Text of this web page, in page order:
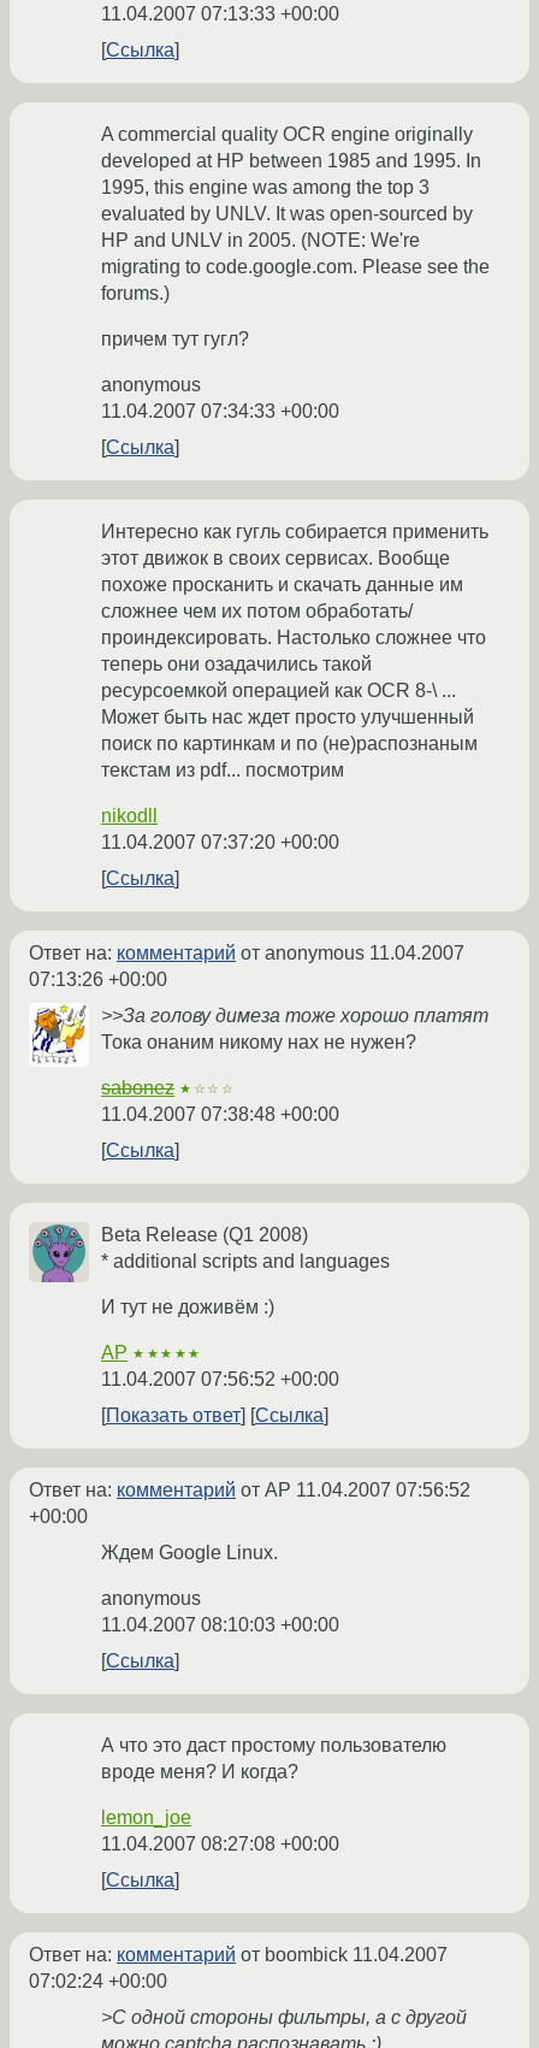
11.04.2007 07:13:33 +00:00
Ссылка
A commercial quality OCR engine originally
developed at HP between 1985 and 1995. In
1995, this engine was among the top 3
evaluated by UNLV. It was open-sourced by
HP and UNLV in 2005. (NOTE: We're
migrating to code.google.com. Please see the
forums.)
причем тут гугл?
anonymous
11.04.2007 07:34:33 +00:00
Ссылка
Интересно как гугль собирается применить
этот движок в своих сервисах. Вообще
похоже просканить и скачать данные им
сложнее чем их потом обработать/
проиндексировать. Настолько сложнее что
теперь они озадачились такой
ресурсоемкой операцией как OCR 8-\ ...
Может быть нас ждет просто улучшенный
поиск по картинкам и по (не)распознаным
текстам из pdf... посмотрим
nikodll
11.04.2007 07:37:20 +00:00
Ссылка
Ответ на: комментарий от anonymous 11.04.2007
07:13:26 +00:00
>>За голову димеза тоже хорошо платят
Тока онаним никому нах не нужен?
sabonez ★☆☆☆
11.04.2007 07:38:48 +00:00
Ссылка
Beta Release (Q1 2008)
* additional scripts and languages
И тут не доживём :)
AP ★★★★★
11.04.2007 07:56:52 +00:00
Показать ответ
Ссылка
Ответ на: комментарий от AP 11.04.2007 07:56:52
+00:00
Ждем Google Linux.
anonymous
11.04.2007 08:10:03 +00:00
Ссылка
А что это даст простому пользователю
вроде меня? И когда?
lemon_joe
11.04.2007 08:27:08 +00:00
Ссылка
Ответ на: комментарий от boombick 11.04.2007
07:02:24 +00:00
>С одной стороны фильтры, а с другой